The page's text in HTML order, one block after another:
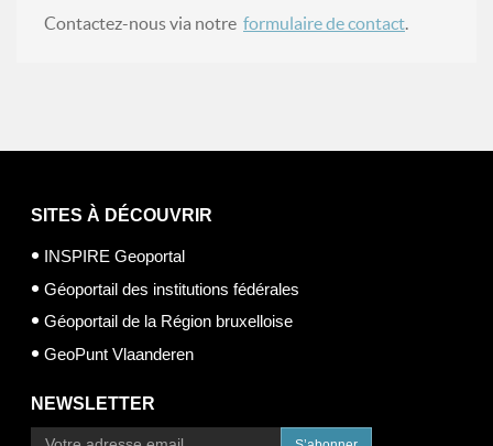
Contactez-nous via notre formulaire de contact.
SITES À DÉCOUVRIR
INSPIRE Geoportal
Géoportail des institutions fédérales
Géoportail de la Région bruxelloise
GeoPunt Vlaanderen
NEWSLETTER